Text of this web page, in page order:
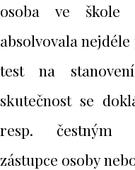
osoba ve škole
absolvovala
test na
skutečnost se
resp. čestným
zástupce osoby